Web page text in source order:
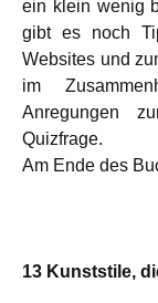
ein klein wenig
gibt es noch
Websites und
im
Anregungen
Quizfrage.
Am Ende des
13 Kunststile,